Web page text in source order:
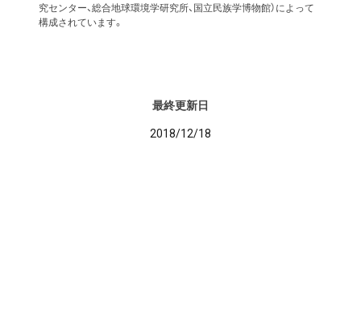
究センター、総合地球環境学研究所、国立民族学博物館）によって
構成されています。
最終更新日
2018/12/18